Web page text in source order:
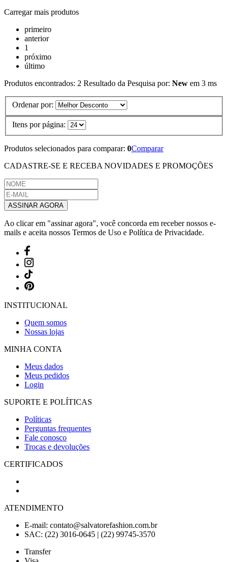
Carregar mais produtos
primeiro
anterior
1
próximo
último
Produtos encontrados: 2 Resultado da Pesquisa por: New em 3 ms
Ordenar por:
Itens por página:
Produtos selecionados para comparar: 0Comparar
CADASTRE-SE E RECEBA NOVIDADES E PROMOÇÕES
ASSINAR AGORA
Ao clicar em "assinar agora", você concorda em receber nossos e-
mails e aceita nossos Termos de Uso e Política de Privacidade.
INSTITUCIONAL
Quem somos
Nossas lojas
MINHA CONTA
Meus dados
Meus pedidos
Login
SUPORTE E POLÍTICAS
Políticas
Perguntas frequentes
Fale conosco
Trocas e devoluções
CERTIFICADOS
ATENDIMENTO
E-mail: contato@salvatorefashion.com.br
SAC: (22) 3016-0645 | (22) 99745-3570
Transfer